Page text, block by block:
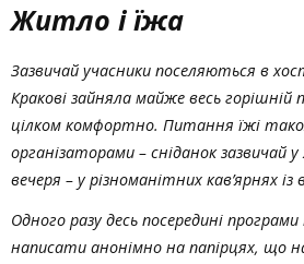
Житло і їжа
Зазвичай учасники поселяються в
Кракові зайняла майже весь горішній
цілком комфортно. Питання їжі
організаторами – сніданок зазвичай
вечеря – у різноманітних кав’ярнях
Одного разу десь посередині
написати анонімно на папірцях, що